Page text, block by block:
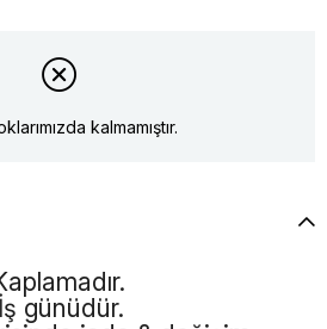
kalmamıştır.
günüdür.